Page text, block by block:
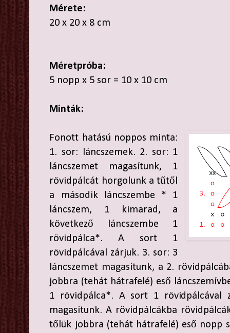
Mérete:
20 x 20 x 8 cm
Méretpróba:
5 nopp x 5 sor = 10 x 10 cm
Minták:
Fonott hatású noppos minta:
1. sor: láncszemek. 2. sor: 1
láncszemet magasítunk, 1
rövidpálcát horgolunk a tűtől
a második láncszembe * 1
láncszem, 1 kimarad, a
következő láncszembe 1
rövidpálca*. A sort 1
rövidpálcával zárjuk. 3. sor: 3
láncszemet magasítunk, a 2.
jobbra (tehát hátrafelé) eső
1 rövidpálca*. A sort 1 rövidpálcával
magasítunk. A rövidpálcákba
tőlük jobbra (tehát hátrafelé) eső nopp